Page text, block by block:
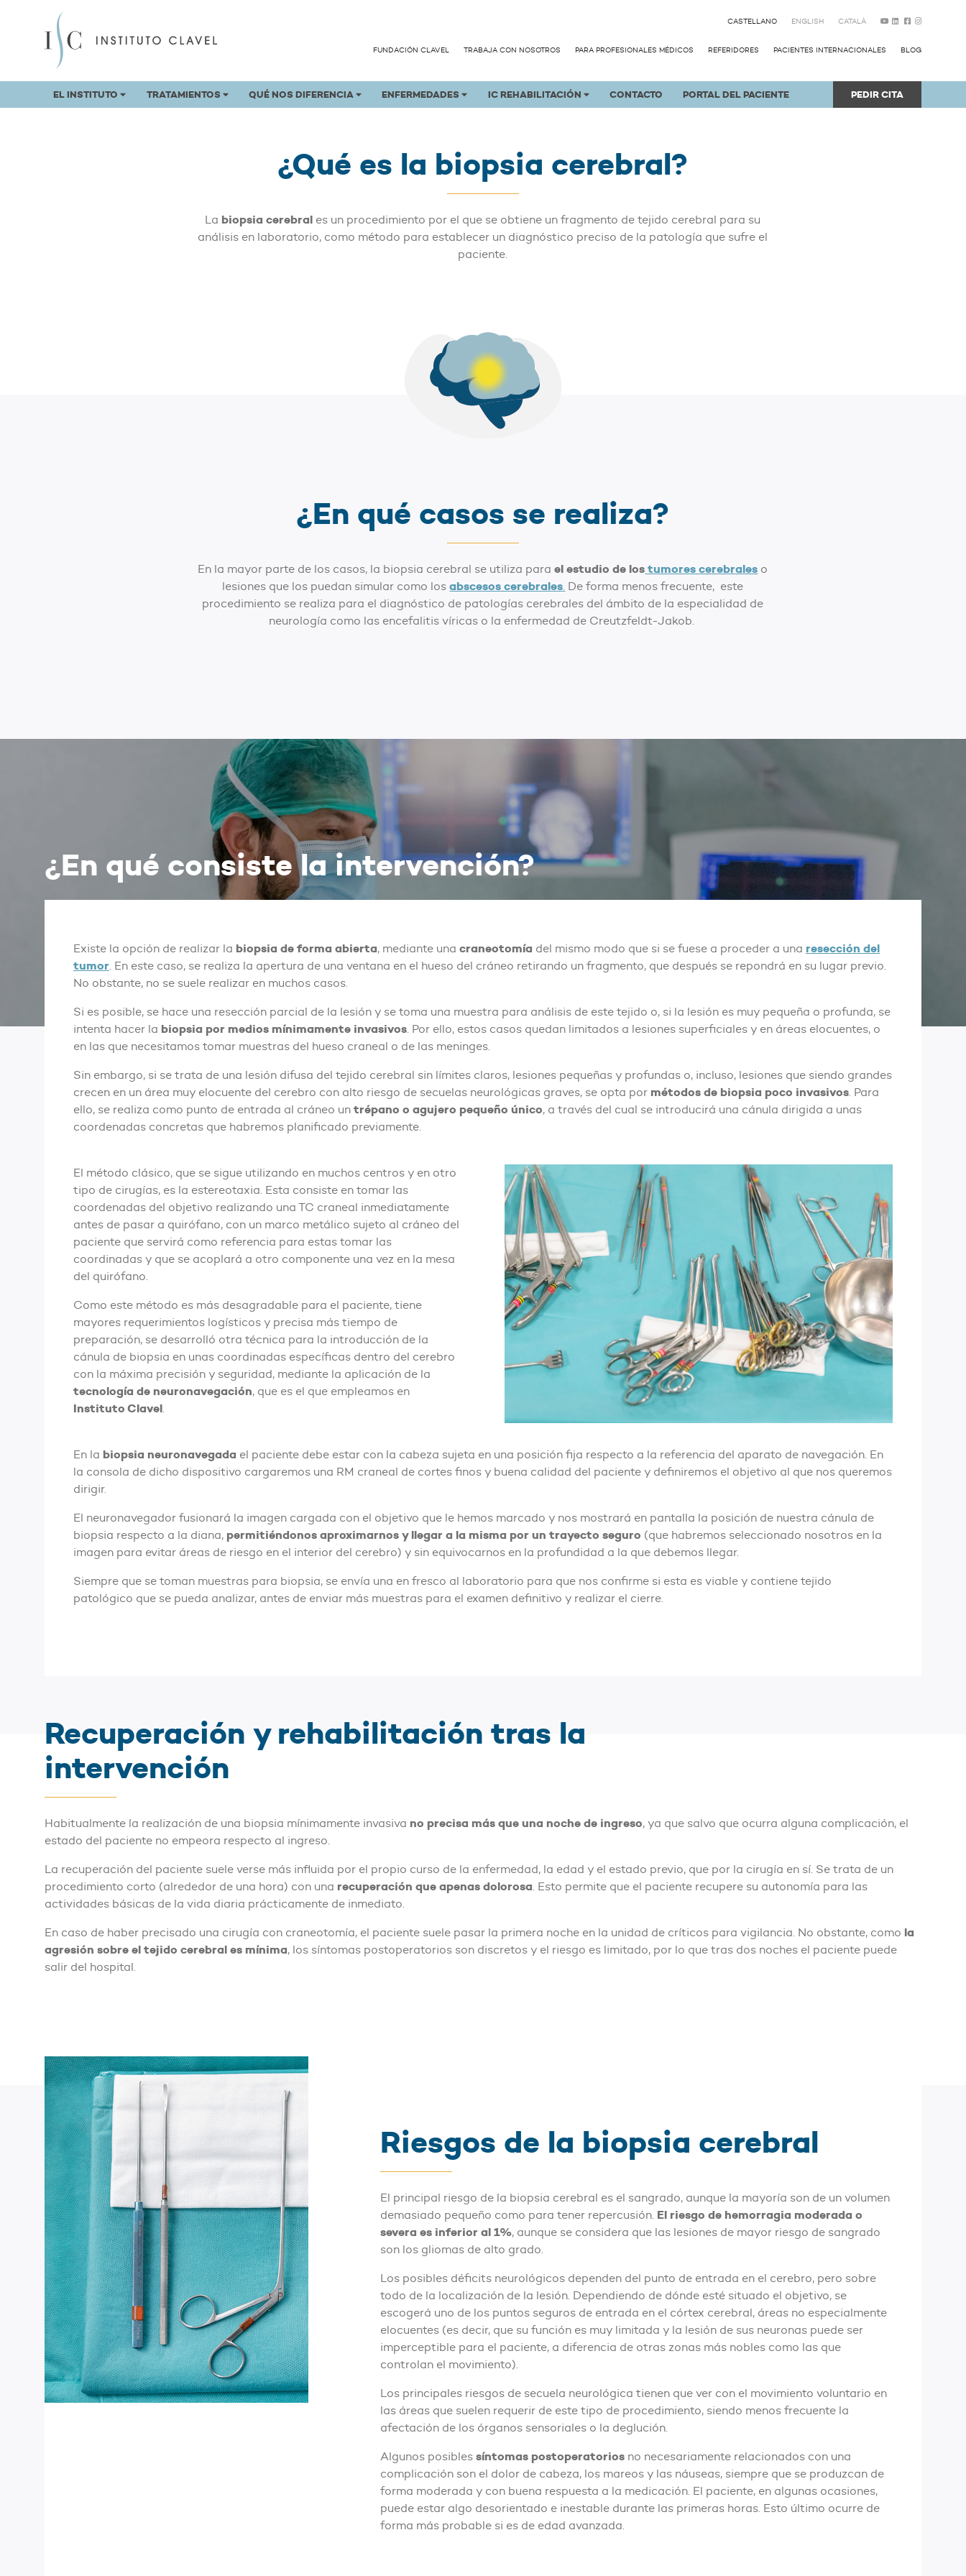
CASTELLANO ENGLISH CATALÀ
FUNDACIÓN CLAVEL TRABAJA CON NOSOTROS PARA PROFESIONALES MÉDICOS REFERIDORES PACIENTES INTERNACIONALES BLOG
EL INSTITUTO TRATAMIENTOS QUÉ NOS DIFERENCIA ENFERMEDADES IC REHABILITACIÓN CONTACTO PORTAL DEL PACIENTE PEDIR CITA
¿Qué es la biopsia cerebral?
La biopsia cerebral es un procedimiento por el que se obtiene un fragmento de tejido cerebral para su
análisis en laboratorio, como método para establecer un diagnóstico preciso de la patología que sufre el
paciente.
¿En qué casos se realiza?
En la mayor parte de los casos, la biopsia cerebral se utiliza parael estudio de lostumores cerebrales o
lesiones que los puedan simular como losabscesos cerebrales. De forma menos frecuente, este
procedimiento se realiza para el diagnóstico de patologías cerebrales del ámbito de la especialidad de
neurología como las encefalitis víricas o la enfermedad de Creutzfeldt-Jakob.
¿En qué consiste la intervención?
Existe la opción de realizar la biopsia de forma abierta, mediante una craneotomía del mismo modo que si se fuese a proceder a una resección del
tumor. En este caso, se realiza la apertura de una ventana en el hueso del cráneo retirando un fragmento, que después se repondrá en su lugar previo.
No obstante, no se suele realizar en muchos casos.
Si es posible, se hace una resección parcial de la lesión y se toma una muestra para análisis de este tejido o, si la lesión es muy pequeña o profunda, se
intenta hacer la biopsia por medios mínimamente invasivos. Por ello, estos casos quedan limitados a lesiones superficiales y en áreas elocuentes, o
en las que necesitamos tomar muestras del hueso craneal o de las meninges.
Sin embargo, si se trata de una lesión difusa del tejido cerebral sin límites claros, lesiones pequeñas y profundas o, incluso, lesiones que siendo grandes
crecen en un área muy elocuente del cerebro con alto riesgo de secuelas neurológicas graves, se opta por métodos de biopsia poco invasivos. Para
ello, se realiza como punto de entrada al cráneo un trépano o agujero pequeño único, a través del cual se introducirá una cánula dirigida a unas
coordenadas concretas que habremos planificado previamente.
El método clásico, que se sigue utilizando en muchos centros y en otro
tipo de cirugías, es la estereotaxia. Esta consiste en tomar las
coordenadas del objetivo realizando una TC craneal inmediatamente
antes de pasar a quirófano, con un marco metálico sujeto al cráneo del
paciente que servirá como referencia para estas tomar las
coordinadas y que se acoplará a otro componente una vez en la mesa
del quirófano.
Como este método es más desagradable para el paciente, tiene
mayores requerimientos logísticos y precisa más tiempo de
preparación, se desarrolló otra técnica para la introducción de la
cánula de biopsia en unas coordinadas específicas dentro del cerebro
con la máxima precisión y seguridad, mediante la aplicación de la
tecnología de neuronavegación, que es el que empleamos en
Instituto Clavel.
En la biopsia neuronavegada el paciente debe estar con la cabeza sujeta en una posición fija respecto a la referencia del aparato de navegación. En
la consola de dicho dispositivo cargaremos una RM craneal de cortes finos y buena calidad del paciente y definiremos el objetivo al que nos queremos
dirigir.
El neuronavegador fusionará la imagen cargada con el objetivo que le hemos marcado y nos mostrará en pantalla la posición de nuestra cánula de
biopsia respecto a la diana, permitiéndonos aproximarnos y llegar a la misma por un trayecto seguro (que habremos seleccionado nosotros en la
imagen para evitar áreas de riesgo en el interior del cerebro) y sin equivocarnos en la profundidad a la que debemos llegar.
Siempre que se toman muestras para biopsia, se envía una en fresco al laboratorio para que nos confirme si esta es viable y contiene tejido
patológico que se pueda analizar, antes de enviar más muestras para el examen definitivo y realizar el cierre.
Recuperación y rehabilitación tras la
intervención
Habitualmente la realización de una biopsia mínimamente invasiva no precisa más que una noche de ingreso, ya que salvo que ocurra alguna complicación, el
estado del paciente no empeora respecto al ingreso.
La recuperación del paciente suele verse más influida por el propio curso de la enfermedad, la edad y el estado previo, que por la cirugía en sí. Se trata de un
procedimiento corto (alrededor de una hora) con una recuperación que apenas dolorosa. Esto permite que el paciente recupere su autonomía para las
actividades básicas de la vida diaria prácticamente de inmediato.
En caso de haber precisado una cirugía con craneotomía, el paciente suele pasar la primera noche en la unidad de críticos para vigilancia. No obstante, como la
agresión sobre el tejido cerebral es mínima, los síntomas postoperatorios son discretos y el riesgo es limitado, por lo que tras dos noches el paciente puede
salir del hospital.
Riesgos de la biopsia cerebral
El principal riesgo de la biopsia cerebral es el sangrado, aunque la mayoría son de un volumen
demasiado pequeño como para tener repercusión. El riesgo de hemorragia moderada o
severa es inferior al 1%, aunque se considera que las lesiones de mayor riesgo de sangrado
son los gliomas de alto grado.
Los posibles déficits neurológicos dependen del punto de entrada en el cerebro, pero sobre
todo de la localización de la lesión. Dependiendo de dónde esté situado el objetivo, se
escogerá uno de los puntos seguros de entrada en el córtex cerebral, áreas no especialmente
elocuentes (es decir, que su función es muy limitada y la lesión de sus neuronas puede ser
imperceptible para el paciente, a diferencia de otras zonas más nobles como las que
controlan el movimiento).
Los principales riesgos de secuela neurológica tienen que ver con el movimiento voluntario en
las áreas que suelen requerir de este tipo de procedimiento, siendo menos frecuente la
afectación de los órganos sensoriales o la deglución.
Algunos posibles síntomas postoperatoriosno necesariamente relacionados con una
complicación son el dolor de cabeza, los mareos y las náuseas, siempre que se produzcan de
forma moderada y con buena respuesta a la medicación. El paciente, en algunas ocasiones,
puede estar algo desorientado e inestable durante las primeras horas. Esto último ocurre de
forma más probable si es de edad avanzada.